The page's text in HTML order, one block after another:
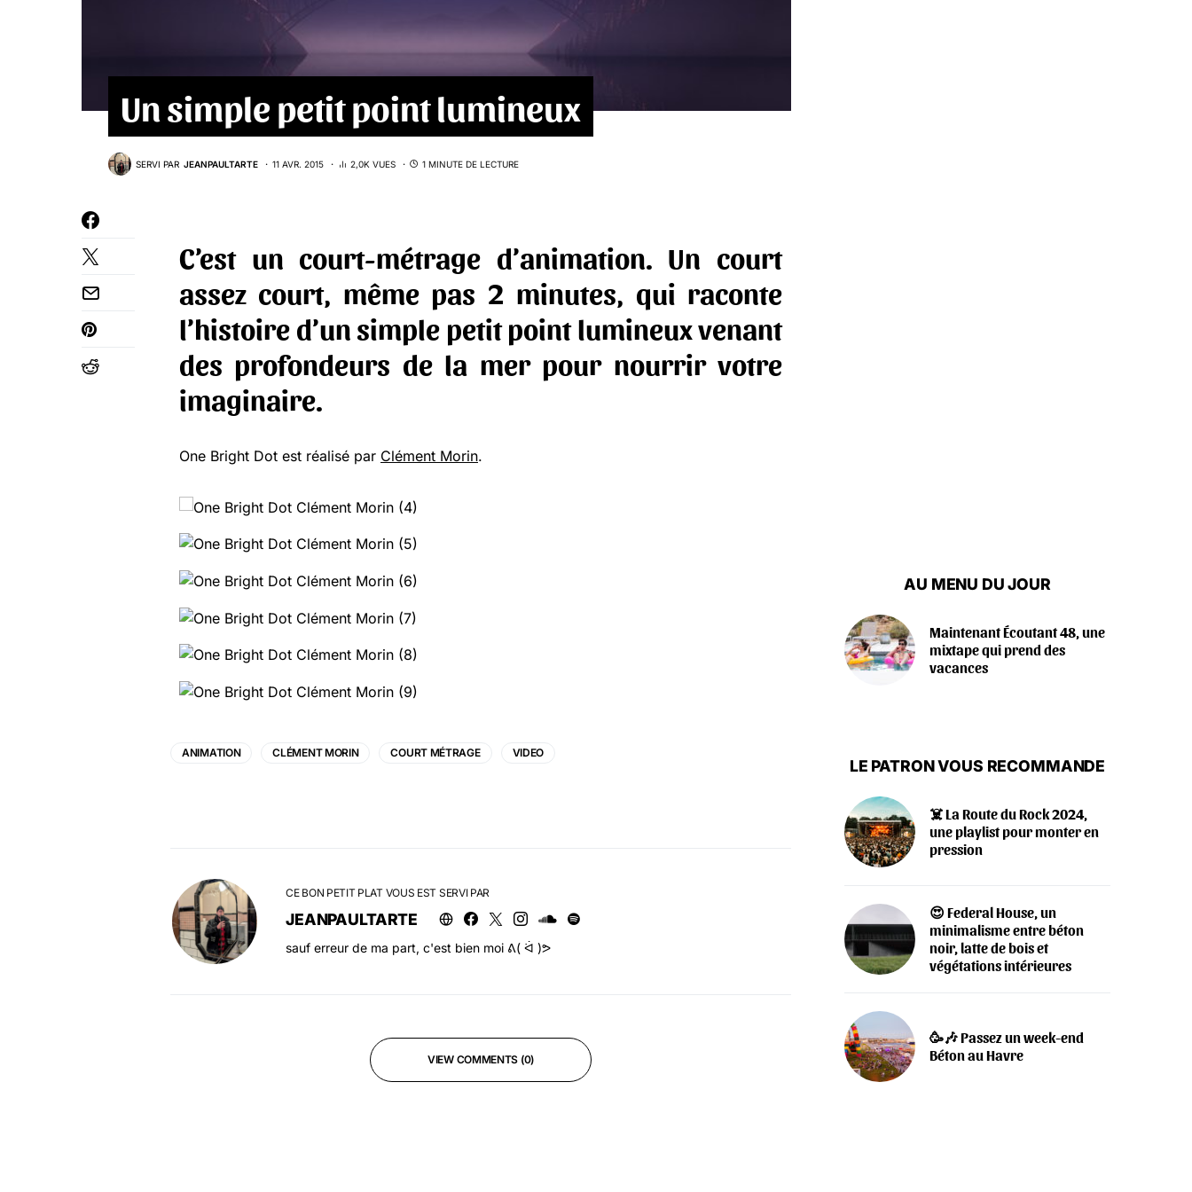
Un simple petit point lumineux
SERVI PAR JEANPAULTARTE 11 AVR. 2015 2,0K VUES 1 MINUTE DE LECTURE
C’est un court-métrage d’animation. Un court
assez court, même pas 2 minutes, qui raconte
l’histoire d’un simple petit point lumineux venant
des profondeurs de la mer pour nourrir votre
imaginaire.
One Bright Dot est réalisé par Clément Morin.
ANIMATION CLÉMENT MORIN COURT MÉTRAGE VIDEO
CE BON PETIT PLAT VOUS EST SERVI PAR
JEANPAULTARTE
sauf erreur de ma part, c'est bien moi ᕕ( ᐛ )ᕗ
VIEW COMMENTS (0)
AU MENU DU JOUR
Maintenant Écoutant 48, une
mixtape qui prend des
vacances
LE PATRON VOUS RECOMMANDE
‍☠️ La Route du Rock 2024,
une playlist pour monter en
pression
😍 Federal House, un
minimalisme entre béton
noir, latte de bois et
végétations intérieures
🥳🎶 Passez un week-end
Béton au Havre